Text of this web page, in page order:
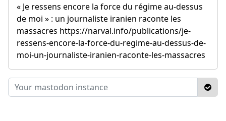
« Je ressens encore la force du régime au-dessus
de moi » : un journaliste iranien raconte les
massacres https://narval.info/publications/je-
ressens-encore-la-force-du-regime-au-dessus-de-
moi-un-journaliste-iranien-raconte-les-massacres